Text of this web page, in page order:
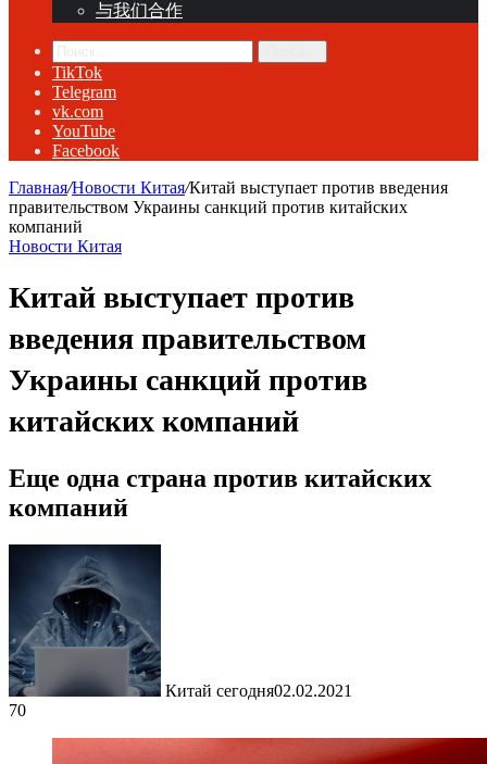
与我们合作
TikTok
Telegram
vk.com
YouTube
Facebook
Главная/Новости Китая/Китай выступает против введения
правительством Украины санкций против китайских
компаний
Новости Китая
Китай выступает против
введения правительством
Украины санкций против
китайских компаний
Еще одна страна против китайских
компаний
Китай сегодня02.02.2021
70